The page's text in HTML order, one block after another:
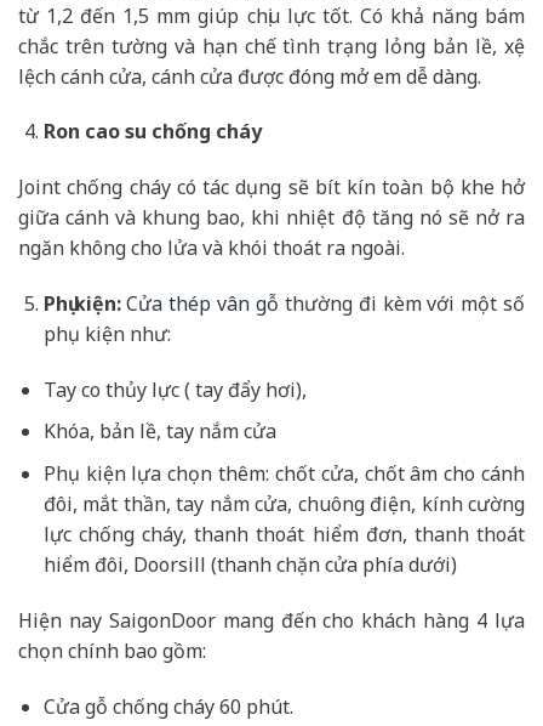
từ 1,2 đến 1,5 mm giúp chịu lực tốt. Có khả năng bám
chắc trên tường và hạn chế tình trạng lỏng bản lề, xệ
lệch cánh cửa, cánh cửa được đóng mở em dễ dàng.
Ron cao su chống cháy
Joint chống cháy có tác dụng sẽ bít kín toàn bộ khe hở
giữa cánh và khung bao, khi nhiệt độ tăng nó sẽ nở ra
ngăn không cho lửa và khói thoát ra ngoài.
Phụ kiện:Cửa thép vân gỗ thường đi kèm với một số
phụ kiện như:
Tay co thủy lực ( tay đẩy hơi),
Khóa, bản lề, tay nắm cửa
Phụ kiện lựa chọn thêm: chốt cửa, chốt âm cho cánh
đôi, mắt thần, tay nắm cửa, chuông điện, kính cường
lực chống cháy, thanh thoát hiểm đơn, thanh thoát
hiểm đôi, Doorsill (thanh chặn cửa phía dưới)
Hiện nay SaigonDoor mang đến cho khách hàng 4 lựa
chọn chính bao gồm:
Cửa gỗ chống cháy 60 phút.